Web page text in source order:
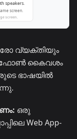
വ്യക്തിയും
ഫോൺ കൈവശം
ഭാഷയിൽ
ഒരു
Web App-